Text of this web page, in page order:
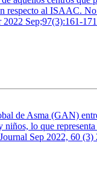
respecto al ISAAC.
2022 Sep;97(3):161-
de Asma (GAN)
lo que
Sep 2022, 60